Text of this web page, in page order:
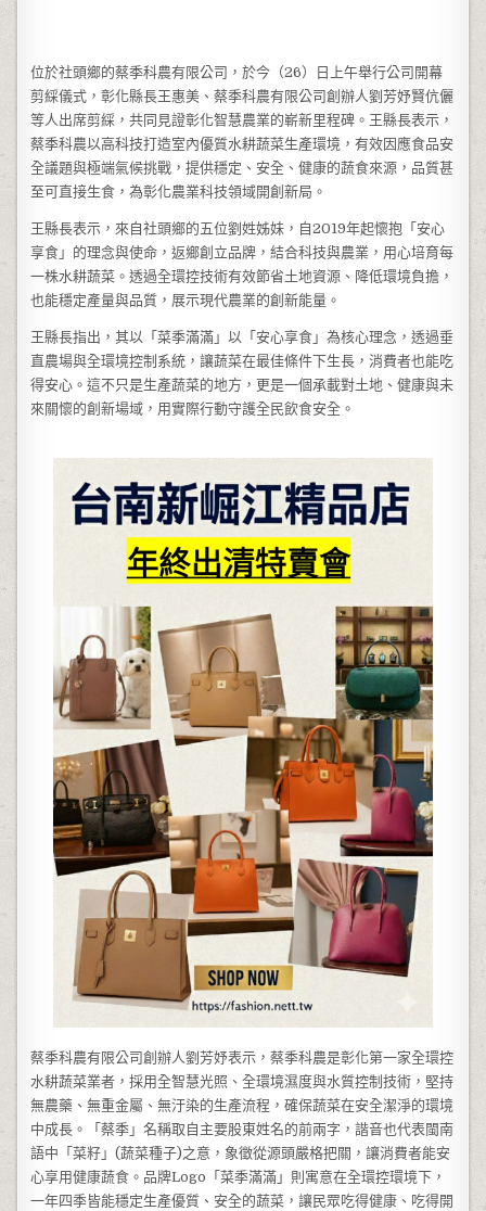
位於社頭鄉的蔡季科農有限公司，於今（26）日上午舉行公司開幕
剪綵儀式，彰化縣長王惠美、蔡季科農有限公司創辦人劉芳妤賢伉儷
等人出席剪綵，共同見證彰化智慧農業的嶄新里程碑。王縣長表示，
蔡季科農以高科技打造室內優質水耕蔬菜生產環境，有效因應食品安
全議題與極端氣候挑戰，提供穩定、安全、健康的蔬食來源，品質甚
至可直接生食，為彰化農業科技領域開創新局。
王縣長表示，來自社頭鄉的五位劉姓姊妹，自2019年起懷抱「安心
享食」的理念與使命，返鄉創立品牌，結合科技與農業，用心培育每
一株水耕蔬菜。透過全環控技術有效節省土地資源、降低環境負擔，
也能穩定產量與品質，展示現代農業的創新能量。
王縣長指出，其以「菜季滿滿」以「安心享食」為核心理念，透過垂
直農場與全環境控制系統，讓蔬菜在最佳條件下生長，消費者也能吃
得安心。這不只是生產蔬菜的地方，更是一個承載對土地、健康與未
來關懷的創新場域，用實際行動守護全民飲食安全。
蔡季科農有限公司創辦人劉芳妤表示，蔡季科農是彰化第一家全環控
水耕蔬菜業者，採用全智慧光照、全環境濕度與水質控制技術，堅持
無農藥、無重金屬、無汙染的生產流程，確保蔬菜在安全潔淨的環境
中成長。「蔡季」名稱取自主要股東姓名的前兩字，諧音也代表閩南
語中「菜籽」(蔬菜種子)之意，象徵從源頭嚴格把關，讓消費者能安
心享用健康蔬食。品牌Logo「菜季滿滿」則寓意在全環控環境下，
一年四季皆能穩定生產優質、安全的蔬菜，讓民眾吃得健康、吃得開